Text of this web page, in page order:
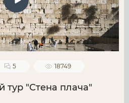
5 18749
тур "Стена плача"